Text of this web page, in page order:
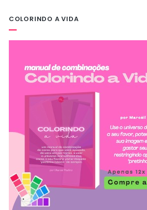
COLORINDO A VIDA